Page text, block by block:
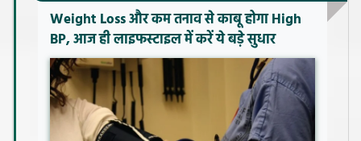
Weight Loss और कम तनाव से काबू होगा High
BP, आज ही लाइफस्टाइल में करें ये बड़े सुधार